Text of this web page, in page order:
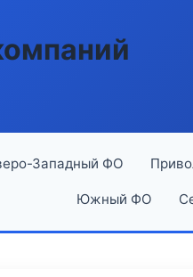
Западный ФО
Южный ФО